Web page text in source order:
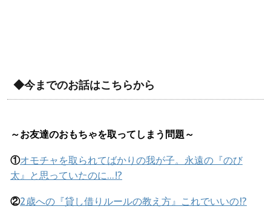
◆今までのお話はこちらから
～お友達のおもちゃを取ってしまう問題～
①オモチャを取られてばかりの我が子。永遠の『のび
太』と思っていたのに…!?
②2歳への『貸し借りルールの教え方』これでいいの!?